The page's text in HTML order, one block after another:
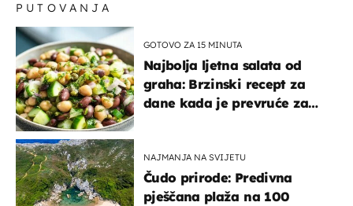
PUTOVANJA
GOTOVO ZA 15 MINUTA
Najbolja ljetna salata od
graha: Brzinski recept za
dane kada je prevruće za
NAJMANJA NA SVIJETU
Čudo prirode: Predivna
pješčana plaža na 100